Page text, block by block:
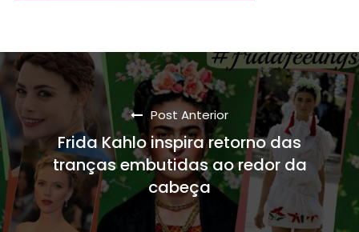
Post Anterior
Frida Kahlo inspira retorno das
tranças embutidas ao redor da
cabeça